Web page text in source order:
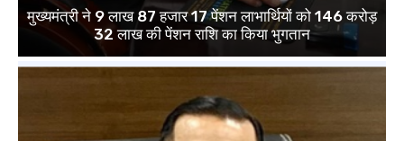
मुख्यमंत्री ने 9 लाख 87 हजार 17 पेंशन लाभार्थियों को 146 करोड़
32 लाख की पेंशन राशि का किया भुगतान